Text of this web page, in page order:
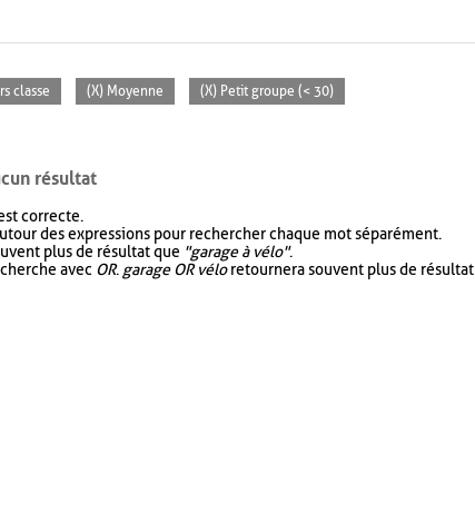
classe (X) Moyenne (X) Petit groupe (< 30)
résultat
correcte.
des expressions pour rechercher chaque mot séparément.
plus de résultat que "garage à vélo".
avec OR. garage OR véloretournera souvent plus de résultat